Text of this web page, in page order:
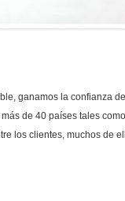
ganamos la confianza
de 40 países tales
los clientes, muchos de